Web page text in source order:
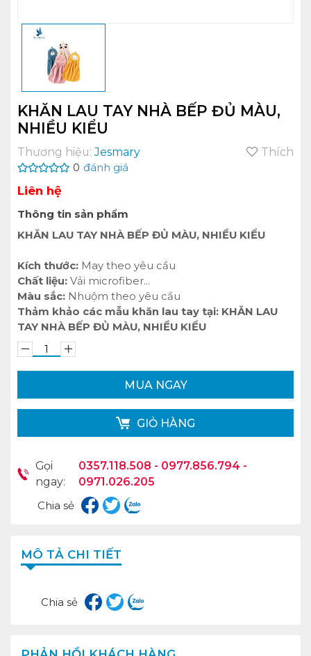
KHĂN LAU TAY NHÀ BẾP ĐỦ MÀU,
NHIỀU KIỂU
Thương hiệu:Jesmary Thích
0 đánh giá
Liên hệ
Thông tin sản phẩm
KHĂN LAU TAY NHÀ BẾP ĐỦ MÀU, NHIỀU KIỂU
Kích thước: May theo yêu cầu
Chất liệu: Vải microfiber...
Màu sắc: Nhuộm theo yêu cầu
Thảm khảo các mẫu khăn lau tay tại: KHĂN LAU
TAY NHÀ BẾP ĐỦ MÀU, NHIỀU KIỂU
MUA NGAY
GIỎ HÀNG
Gọi
ngay:
0357.118.508 - 0977.856.794 -
0971.026.205
Chia sẻ
MÔ TẢ CHI TIẾT
Chia sẻ